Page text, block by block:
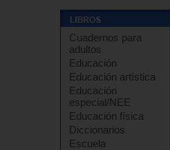
Cuadernos para
adultos
Educación
Educación artística
Educación
especial/NEE
Educación física
Diccionarios
Escuela